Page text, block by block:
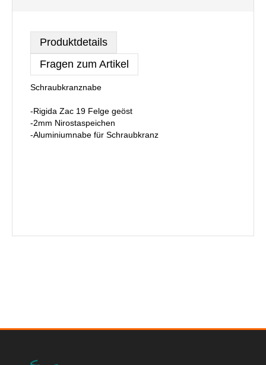
Produktdetails
Fragen zum Artikel
Schraubkranznabe
-Rigida Zac 19 Felge geöst
-2mm Nirostaspeichen
-Aluminiumnabe für Schraubkranz